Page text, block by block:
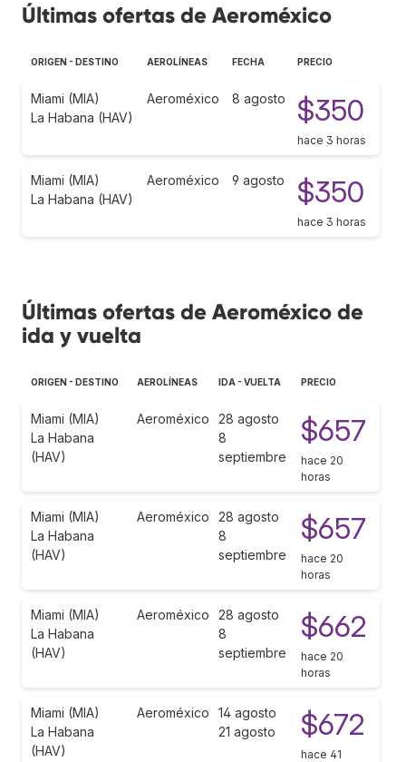
Últimas ofertas de Aeroméxico
ORIGEN - DESTINO AEROLÍNEAS FECHA PRECIO
Miami (MIA)
La Habana (HAV)
Aeroméxico 8 agosto $350
hace 3 horas
Miami (MIA)
La Habana (HAV)
Aeroméxico 9 agosto $350
hace 3 horas
Últimas ofertas de Aeroméxico de
ida y vuelta
ORIGEN - DESTINO AEROLÍNEAS IDA - VUELTA PRECIO
Miami (MIA)
La Habana
(HAV)
Aeroméxico
28 agosto
8
septiembre
$657
hace 20
horas
Miami (MIA)
La Habana
(HAV)
Aeroméxico
28 agosto
8
septiembre
$657
hace 20
horas
Miami (MIA)
La Habana
(HAV)
Aeroméxico
28 agosto
8
septiembre
$662
hace 20
horas
Miami (MIA)
La Habana
(HAV)
Aeroméxico
14 agosto
21 agosto
$672
hace 41